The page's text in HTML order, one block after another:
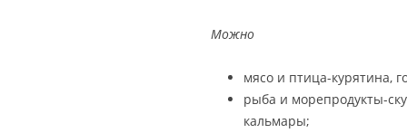
Можно
мясо и птица-курятина,
рыба и морепродукты-
кальмары;